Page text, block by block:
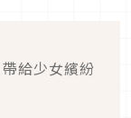
給少女繽紛